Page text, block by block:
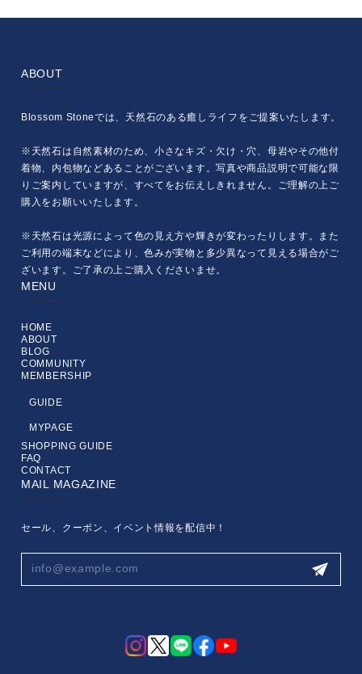
ABOUT
Blossom Stoneでは、天然石のある癒しライフをご提案いたします。
※天然石は自然素材のため、小さなキズ・欠け・穴、母岩やその他付
着物、内包物などあることがございます。写真や商品説明で可能な限
りご案内していますが、すべてをお伝えしきれません。ご理解の上ご
購入をお願いいたします。
※天然石は光源によって色の見え方や輝きが変わったりします。また
ご利用の端末などにより、色みが実物と多少異なって見える場合がご
ざいます。ご了承の上ご購入くださいませ。
MENU
HOME
ABOUT
BLOG
COMMUNITY
MEMBERSHIP
GUIDE
MYPAGE
SHOPPING GUIDE
FAQ
CONTACT
MAIL MAGAZINE
セール、クーポン、イベント情報を配信中！